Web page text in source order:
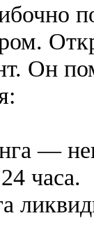
Он
—
часа.